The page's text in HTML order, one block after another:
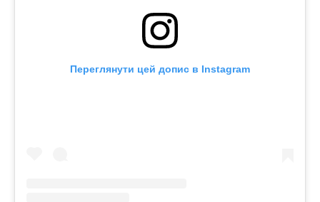
Переглянути цей допис в Instagram